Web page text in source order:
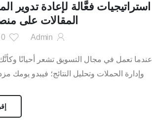
استراتيجيات فعَّالة لإعادة
المقالات على
Admin
0
عندما تعمل في مجال التسويق تشعر أحيانًا
وإدارة الحملات وتحليل النتائج؛ فيبدو يومك